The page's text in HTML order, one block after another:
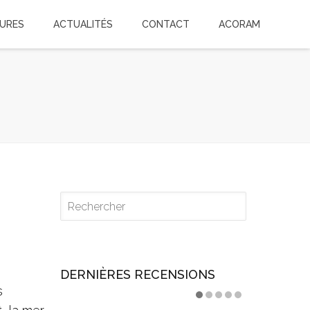
DERNIÈRES RECENSIONS
ACTUALITÉS CONTACT ACORAM